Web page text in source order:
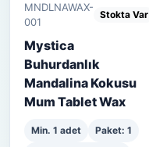
MNDLNAWAX-
001
Stokta Var
Mystica
Buhurdanlık
Mandalina Kokusu
Mum Tablet Wax
Min. 1 adet
Paket: 1